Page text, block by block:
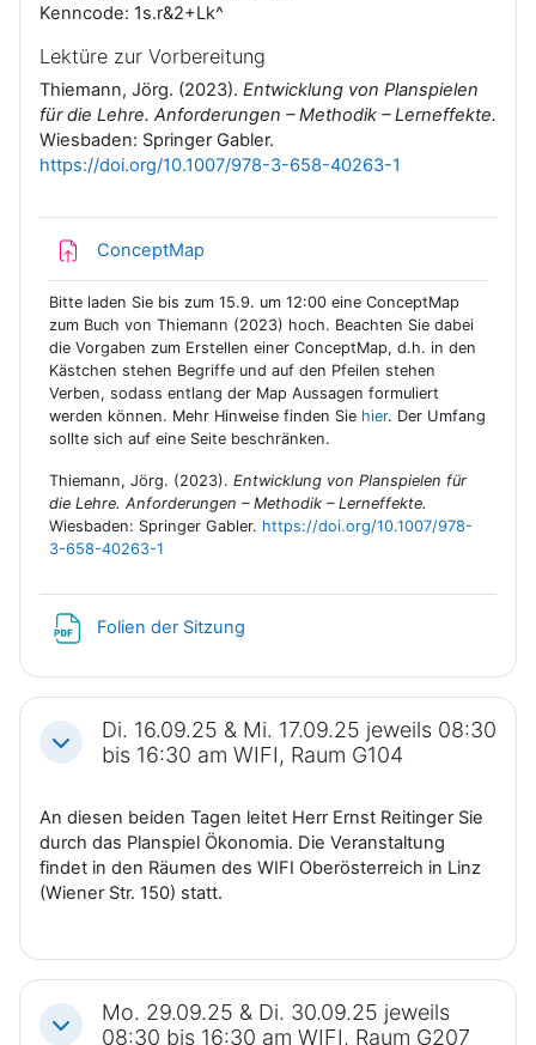
Kenncode: 1s.r&2+Lk^
Lektüre zur Vorbereitung
Thiemann, Jörg. (2023). Entwicklung von Planspielen
für die Lehre. Anforderungen – Methodik – Lerneffekte.
Wiesbaden: Springer Gabler.
https://doi.org/10.1007/978-3-658-40263-1
ConceptMapAufgabe
Bitte laden Sie bis zum 15.9. um 12:00 eine ConceptMap
zum Buch von Thiemann (2023) hoch. Beachten Sie dabei
die Vorgaben zum Erstellen einer ConceptMap, d.h. in den
Kästchen stehen Begriffe und auf den Pfeilen stehen
Verben, sodass entlang der Map Aussagen formuliert
werden können. Mehr Hinweise finden Sie hier. Der Umfang
sollte sich auf eine Seite beschränken.
Thiemann, Jörg. (2023). Entwicklung von Planspielen für
die Lehre. Anforderungen – Methodik – Lerneffekte.
Wiesbaden: Springer Gabler. https://doi.org/10.1007/978-
3-658-40263-1
Folien der Sitzung
Einklappen
Di. 16.09.25 & Mi. 17.09.25 jeweils 08:30
bis 16:30 am WIFI, Raum G104
An diesen beiden Tagen leitet Herr Ernst Reitinger Sie
durch das Planspiel Ökonomia. Die Veranstaltung
findet in den Räumen des WIFI Oberösterreich in Linz
(Wiener Str. 150) statt.
Einklappen
Mo. 29.09.25 & Di. 30.09.25 jeweils
08:30 bis 16:30 am WIFI, Raum G207